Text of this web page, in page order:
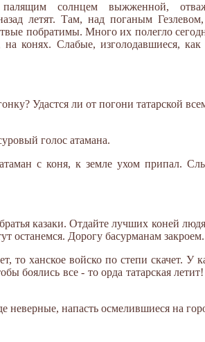
солнцем выжженной,
летят. Там, над поганым
побратимы. Много их полегло
конях. Слабые, изголодавшиеся,
Удастся ли от погони татарской
голос атамана.
с коня, к земле ухом припал.
казаки. Отдайте лучших коней
останемся. Дорогу басурманам закроем.
то ханское войско по степи скачет.
боялись все - то орда татарская
неверные, напасть осмелившиеся на